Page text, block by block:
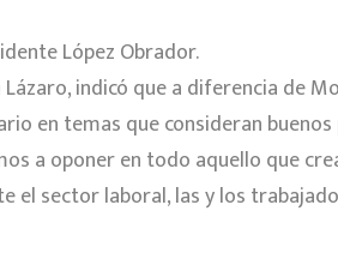
López Obrador.
indicó que a diferencia de
en temas que consideran
a oponer en todo aquello que
sector laboral, las y los